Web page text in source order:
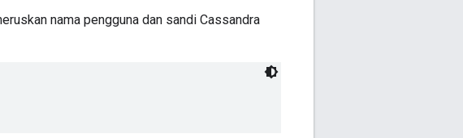
nama pengguna dan sandi Cassandra